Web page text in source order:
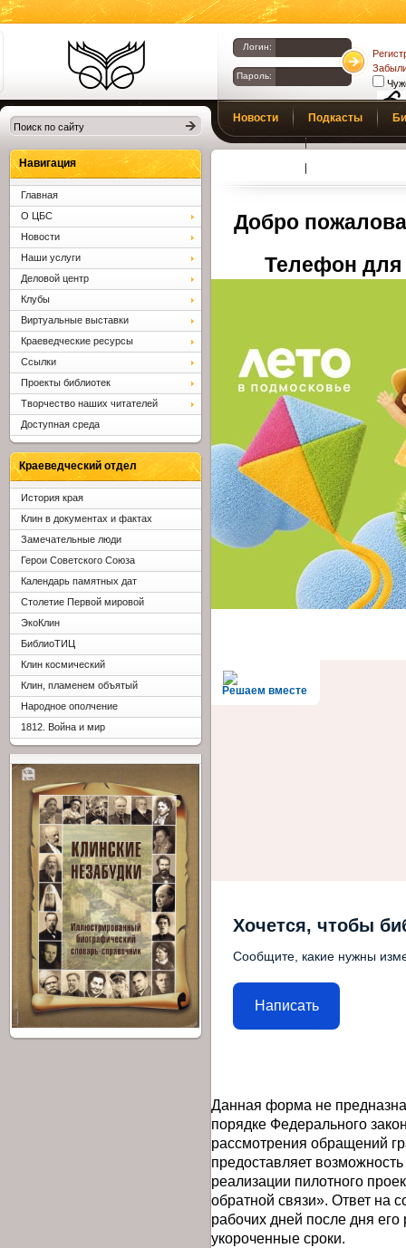
Библиотеки
Клина. Клинская
ЦБС.
Логин:
Пароль:
Новости Подкасты
Добро
Телефон для
Решаем вместе
Хочется, чтобы
Сообщите, какие нужны
Написать
Данная форма не
порядке Федерального
рассмотрения обращений
предоставляет
реализации пилотного
обратной связи». Ответ на
рабочих дней после дня
укороченные сроки.
Навигация
Главная
О ЦБС
Новости
Наши услуги
Деловой центр
Клубы
Виртуальные выставки
Краеведческие ресурсы
Ссылки
Проекты библиотек
Творчество наших читателей
Доступная среда
Краеведческий отдел
История края
Клин в документах и фактах
Замечательные люди
Герои Советского Союза
Календарь памятных дат
Столетие Первой мировой
ЭкоКлин
БиблиоТИЦ
Клин космический
Клин, пламенем объятый
Народное ополчение
1812. Война и мир